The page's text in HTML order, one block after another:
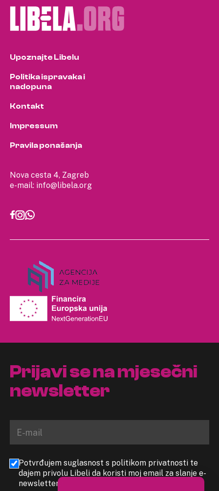
Nova cesta 4, Zagreb
e-mail: info@libela.org
Upoznajte Libelu
Politika ispravaka i
nadopuna
Kontakt
Impressum
Pravila ponašanja
Prijavi se na mjesečni
newsletter
Potvrđujem suglasnost s politikom privatnosti te
dajem privolu Libeli da koristi moj email za slanje e-
newslettera